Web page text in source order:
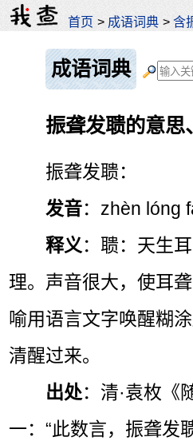
首页 > 成语词典 >含
成语词典
振聋发聩的意思
振聋发聩：
发音：zhèn lóng
释义 ：聩：天生
理。声音很大，使耳
喻用语言文字唤醒糊
清醒过来。
出处：清·袁枚《
一：“此数言，振聋发